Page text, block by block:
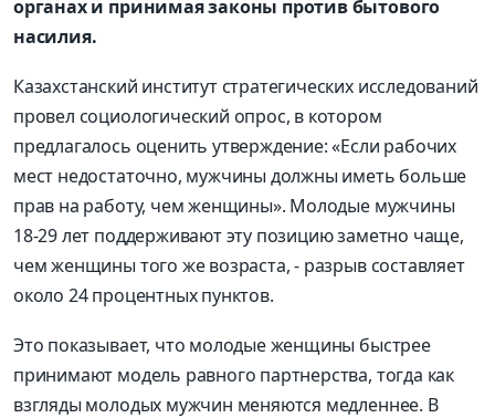
органах и принимая законы против бытового
насилия.
Казахстанский институт стратегических исследований
провел социологический опрос, в котором
предлагалось оценить утверждение: «Если рабочих
мест недостаточно, мужчины должны иметь больше
прав на работу, чем женщины». Молодые мужчины
18-29 лет поддерживают эту позицию заметно чаще,
чем женщины того же возраста, - разрыв составляет
около 24 процентных пунктов.
Это показывает, что молодые женщины быстрее
принимают модель равного партнерства, тогда как
взгляды молодых мужчин меняются медленнее. В